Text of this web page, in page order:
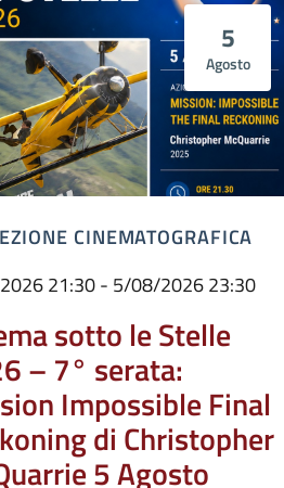
5
Agosto
CINEMATOGRAFICA
21:30 - 5/08/2026 23:30
sotto le Stelle
– 7° serata:
Impossible Final
di Christopher
5 Agosto